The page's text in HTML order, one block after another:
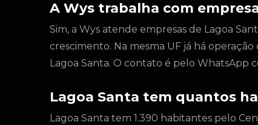
A Wys trabalha com
Sim, a Wys atende empresas de Lagoa
crescimento. Na mesma UF já há
Lagoa Santa. O contato é pelo WhatsApp
Lagoa Santa tem quantos
Lagoa Santa tem 1.390 habitantes pelo